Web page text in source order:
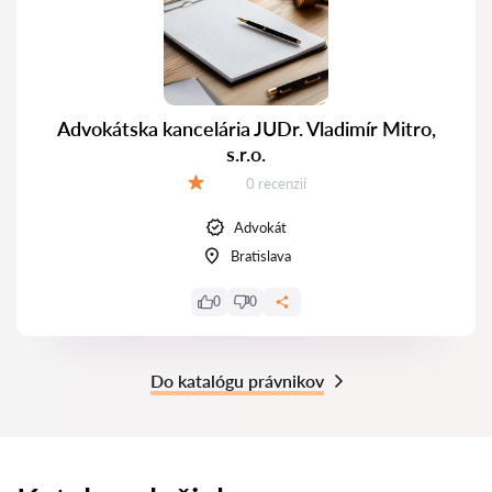
Advokátska kancelária JUDr. Vladimír Mitro,
s.r.o.
Recenzií:
0 recenzií
Advokát
Bratislava
0 0
Do katalógu právnikov